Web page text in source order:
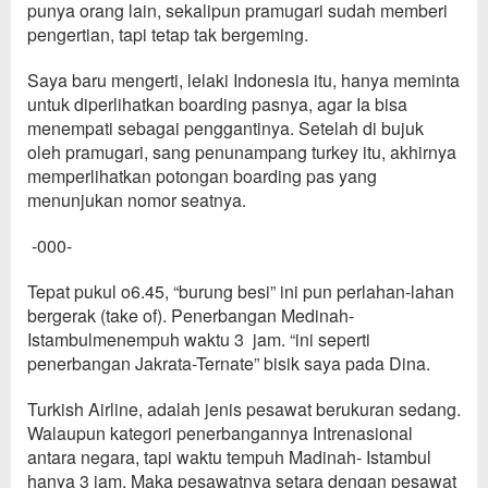
punya orang lain, sekalipun pramugari sudah memberi
pengertian, tapi tetap takbergeming.
Sayabaru mengerti, lelaki Indonesia itu, hanya meminta
untuk diperlihatkan boarding pasnya, agar Iabisa
menempati sebagai penggantinya. Setelah di bujuk
oleh pramugari, sang penunampang turkey itu, akhirnya
memperlihatkan potongan boarding pas yang
menunjukan nomor seatnya.
-000-
Tepat pukul o6.45, “burung besi” ini pun perlahan-lahan
bergerak (take of). Penerbangan Medinah-
Istambulmenempuh waktu 3 jam. “ini seperti
penerbangan Jakrata-Ternate” bisik saya pada Dina.
Turkish Airline, adalah jenis pesawatberukuran sedang.
Walaupun kategori penerbangannya Intrenasional
antara negara, tapi waktu tempuh Madinah- Istambul
hanya 3 jam. Maka pesawatnya setara dengan pesawat